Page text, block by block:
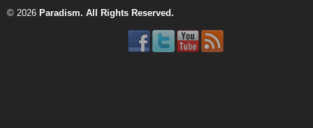
© 2026 Paradism. All Rights Reserved.